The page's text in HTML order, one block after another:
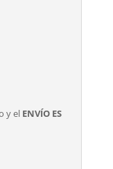
y el ENVÍO ES